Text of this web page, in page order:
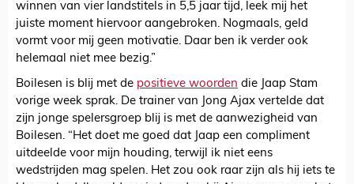
winnen van vier landstitels in 5,5 jaar tijd, leek mij het
juiste moment hiervoor aangebroken. Nogmaals, geld
vormt voor mij geen motivatie. Daar ben ik verder ook
helemaal niet mee bezig.”
Boilesen is blij met de positieve woorden die Jaap Stam
vorige week sprak. De trainer van Jong Ajax vertelde dat
zijn jonge spelersgroep blij is met de aanwezigheid van
Boilesen. “Het doet me goed dat Jaap een compliment
uitdeelde voor mijn houding, terwijl ik niet eens
wedstrijden mag spelen. Het zou ook raar zijn als hij iets te